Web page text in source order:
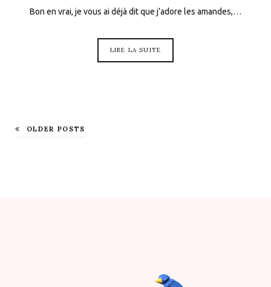
Bon en vrai, je vous ai déjà dit que j’adore les amandes,…
LIRE LA SUITE
OLDER POSTS